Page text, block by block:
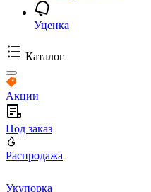
Уценка
Каталог
Акции
Под заказ
Распродажа
Укупорка